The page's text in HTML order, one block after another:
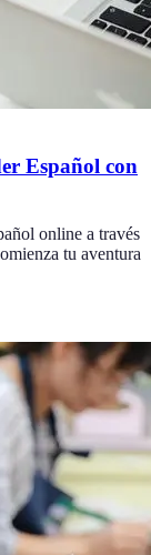
Español con
online a través
tu aventura